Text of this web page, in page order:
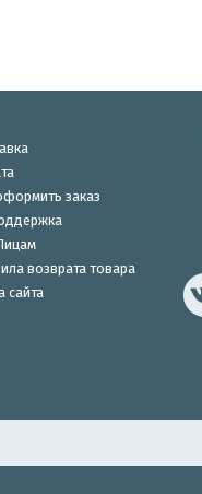
заказ
возврата товара
сайта